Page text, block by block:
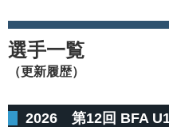
選手一覧
（更新履歴）
2026 第12回 BFA